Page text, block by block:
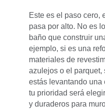
Este es el paso cero,
pasa por alto. No es
baño que construir
ejemplo, si es una
materiales de
azulejos o el parquet,
estás levantando una
tu prioridad será
y duraderos para